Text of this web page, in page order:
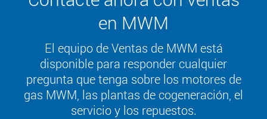
en MWM
El equipo de Ventas de MWM está
disponible para responder cualquier
pregunta que tenga sobre los motores de
gas MWM, las plantas de cogeneración, el
servicio y los repuestos.